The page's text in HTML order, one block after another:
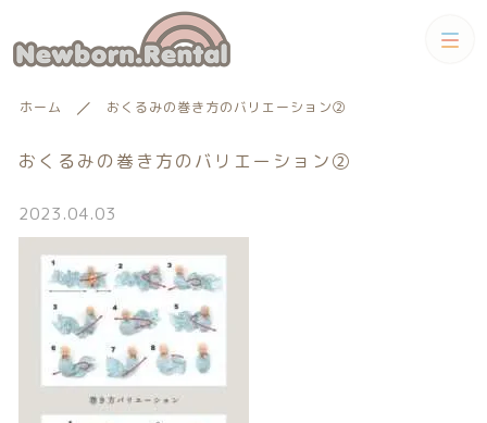
ホーム おくるみの巻き方のバリエーション②
おくるみの巻き方のバリエーション②
2023.04.03
カテゴリー
トータルコーディネート
セット
すべて
男の子向けアイテム
小物単品レンタル
女の子向けアイテム
絞り込み検索
親カテゴリー
子カテゴリー